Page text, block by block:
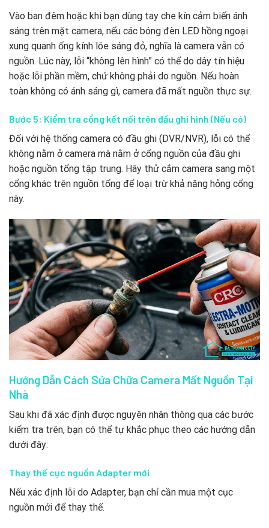
Vào ban đêm hoặc khi bạn dùng tay che kín cảm biến ánh
sáng trên mặt camera, nếu các bóng đèn LED hồng ngoại
xung quanh ống kính lóe sáng đỏ, nghĩa là camera vẫn có
nguồn. Lúc này, lỗi “không lên hình” có thể do dây tín hiệu
hoặc lỗi phần mềm, chứ không phải do nguồn. Nếu hoàn
toàn không có ánh sáng gì, camera đã mất nguồn thực sự.
Bước 5: Kiểm tra cổng kết nối trên đầu ghi hình (Nếu có)
Đối với hệ thống camera có đầu ghi (DVR/NVR), lỗi có thể
không nằm ở camera mà nằm ở cổng nguồn của đầu ghi
hoặc nguồn tổng tập trung. Hãy thử cắm camera sang một
cổng khác trên nguồn tổng để loại trừ khả năng hỏng cổng
này.
Hướng Dẫn Cách Sửa Chữa Camera Mất Nguồn Tại
Nhà
Sau khi đã xác định được nguyên nhân thông qua các bước
kiểm tra trên, bạn có thể tự khắc phục theo các hướng dẫn
dưới đây:
Thay thế cục nguồn Adapter mới
Nếu xác định lỗi do Adapter, bạn chỉ cần mua một cục
nguồn mới để thay thế.